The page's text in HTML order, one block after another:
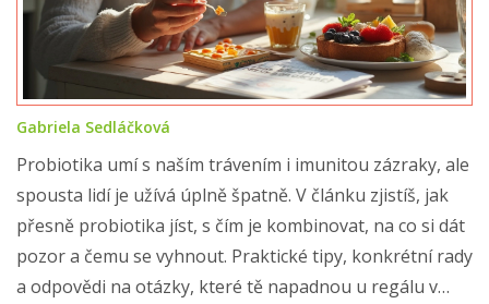
Gabriela Sedláčková
Probiotika umí s naším trávením i imunitou zázraky, ale
spousta lidí je užívá úplně špatně. V článku zjistíš, jak
přesně probiotika jíst, s čím je kombinovat, na co si dát
pozor a čemu se vyhnout. Praktické tipy, konkrétní rady
a odpovědi na otázky, které tě napadnou u regálu v